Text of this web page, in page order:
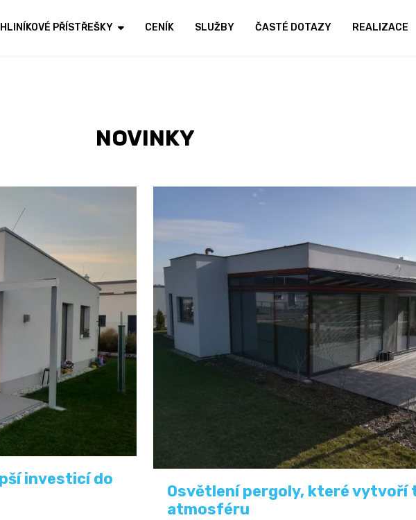
HLINÍKOVÉ PŘÍSTŘEŠKY CENÍK SLUŽBY ČASTÉ DOTAZY REALIZACE
NOVINKY
investicí do
Osvětlení pergoly, které vytvoří
atmosféru